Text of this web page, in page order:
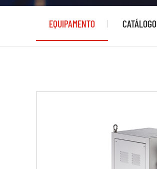
EQUIPAMENTO CATÁLOGO